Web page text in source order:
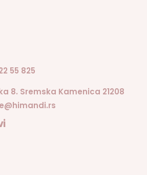
55 825
8. Sremska Kamenica 21208